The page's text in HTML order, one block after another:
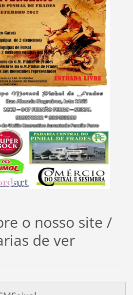
o nosso site /
de ver